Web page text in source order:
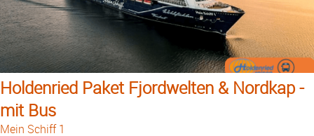
Holdenried Paket Fjordwelten & Nordkap -
mit Bus
Mein Schiff 1